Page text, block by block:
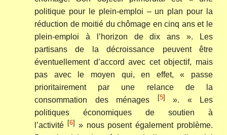
politique pour le plein-emploi – un plan pour la
réduction de moitié du chômage en cinq ans et le
plein-emploi à l’horizon de dix ans ». Les
partisans de la décroissance peuvent être
éventuellement d’accord avec cet objectif, mais
pas avec le moyen qui, en effet, « passe
prioritairement par une relance de la
consommation des ménages [5] ». « Les
politiques économiques de soutien à
l’activité [6] » nous posent également problème.